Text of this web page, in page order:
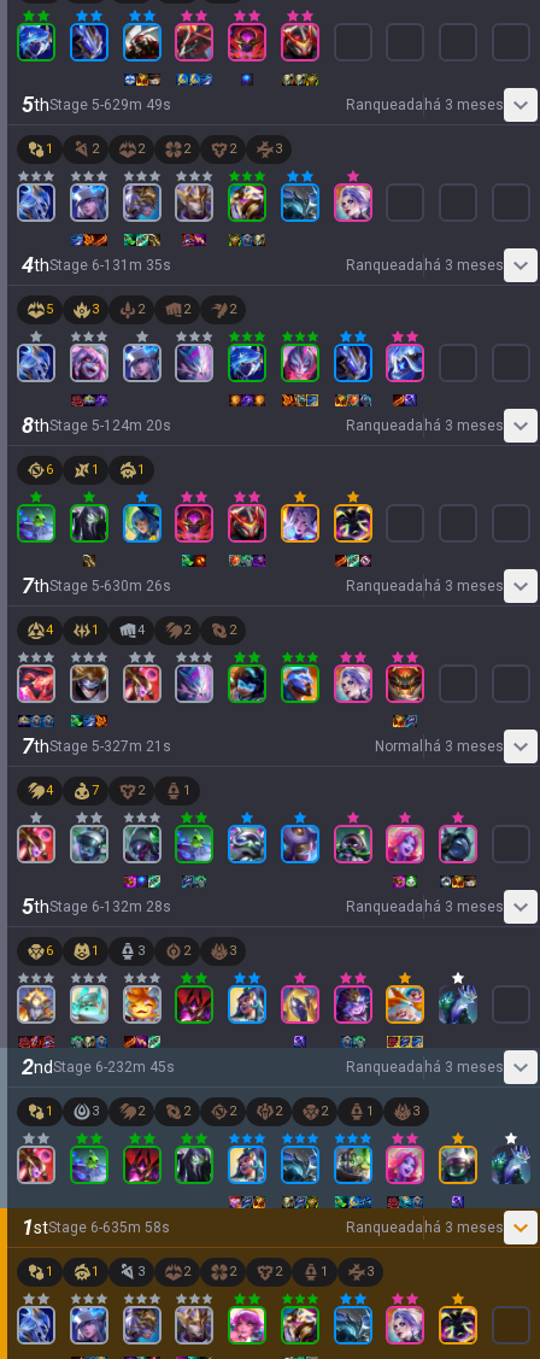
5thStage 5-629m 49s Ranqueada há 3 meses
1 2 2 2 2 3
4thStage 6-1 31 m 35s Ranqueada há 3 meses
5 3 2 2 2
8thStage 5-1 24m 20s Ranqueada há 3 meses
6 1 1
7thStage 5-630m 26s Ranqueada há 3 meses
4 1 4 2 2
7thStage 5-327m 21 s Normal há 3 meses
4 7 2 1
5thStage 6-1 32m 28s Ranqueada há 3 meses
6 1 3 2 3
2ndStage 6-232m 45s Ranqueada há 3 meses
1 3 2 2 2 2 2 1 3
1stStage 6-635m 58s Ranqueada há 3 meses
1 1 3 2 2 2 1 3